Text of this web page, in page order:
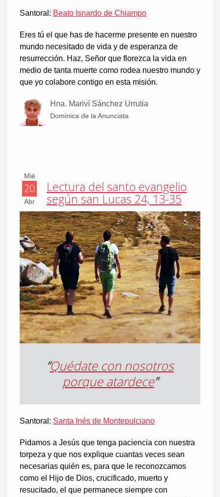
Santoral: Beato Isnardo de Chiampo
Eres tú el que has de hacerme presente en nuestro
mundo necesitado de vida y de esperanza de
resurrección. Haz, Señor que florezca la vida en
medio de tanta muerte como rodea nuestro mundo y
que yo colabore contigo en esta misión.
Hna. Mariví Sánchez Urrutia
Dominica de la Anunciata
Mié
20
Abr
Lectura del santo evangelio
según san Lucas 24, 13-35
“Quédate con nosotros
porque atardece”
Santoral: Santa Inés de Montepulciano
Pidamos a Jesús que tenga paciencia con nuestra
torpeza y que nos explique cuantas veces sean
necesarias quién es, para que le reconozcamos
como el Hijo de Dios, crucificado, muerto y
resucitado, el que permanece siempre con